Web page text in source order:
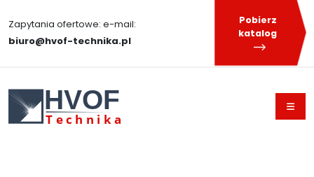
Zapytania ofertowe: e-mail:
biuro@hvof-technika.pl
Pobierz
katalog
HVOF
T echnika